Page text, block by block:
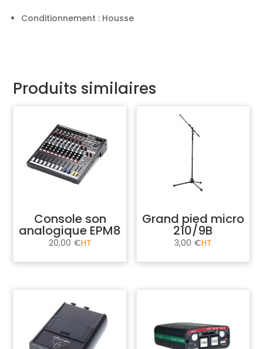
Conditionnement : Housse
Produits similaires
Console son
analogique EPM8
20,00 €
Grand pied micro
210/9B
3,00 €